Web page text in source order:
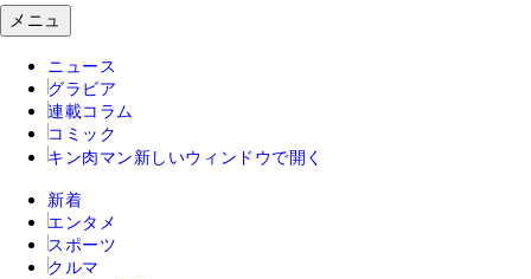
メニュ
ニュース
グラビア
連載コラム
コミック
キン肉マン 新しいウィンドウで開く
新着
エンタメ
スポーツ
クルマ